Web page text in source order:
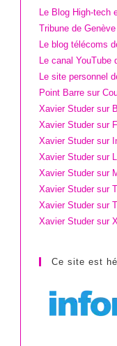
Le Blog High-tech
Tribune de Genève
Le blog télécoms
Le canal YouTube
Le site personnel
Point Barre sur
Xavier Studer sur
Xavier Studer sur
Xavier Studer sur
Xavier Studer sur
Xavier Studer sur
Xavier Studer sur
Xavier Studer sur
Xavier Studer sur
Ce site est